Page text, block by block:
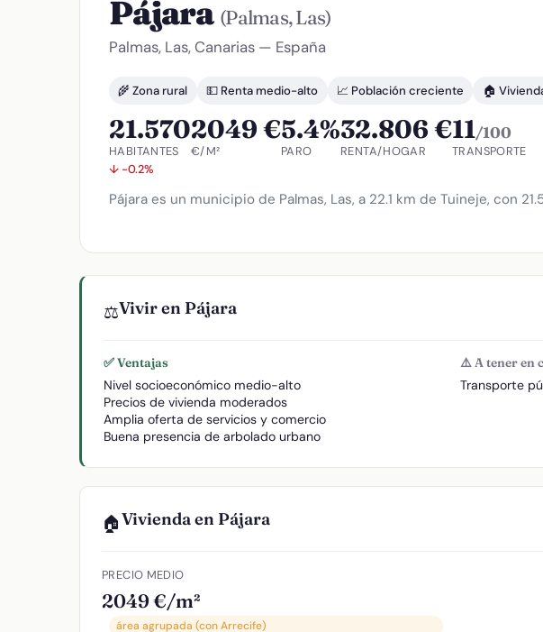
Pájara (Palmas, Las)
Palmas, Las, Canarias — España
🌾 Zona rural 💵 Renta medio-alto 📈 Población creciente 🏠
21.570
HABITANTES
↓ -0.2%
2049 €
€/M²
5.4%
PARO
32.806 €
RENTA/HOGAR
11/100
TRANSPORTE
Pájara es un municipio de Palmas, Las, a 22.1 km de Tuineje, con
⚖️Vivir en Pájara
✅ Ventajas
Nivel socioeconómico medio-alto
Precios de vivienda moderados
Amplia oferta de servicios y comercio
Buena presencia de arbolado urbano
⚠️ A tener en
Transporte
🏠Vivienda en Pájara
PRECIO MEDIO
2049 €/m²
área agrupada (con Arrecife)